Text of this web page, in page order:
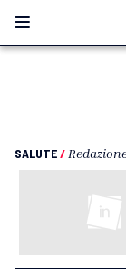
SALUTE/